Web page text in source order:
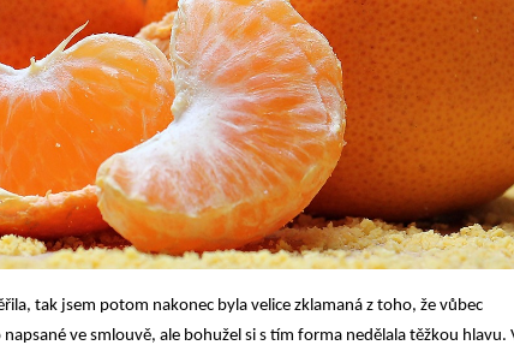
tak jsem potom nakonec byla velice zklamaná z toho, že vůbec
ve smlouvě, ale bohužel si s tím forma nedělala těžkou hlavu.